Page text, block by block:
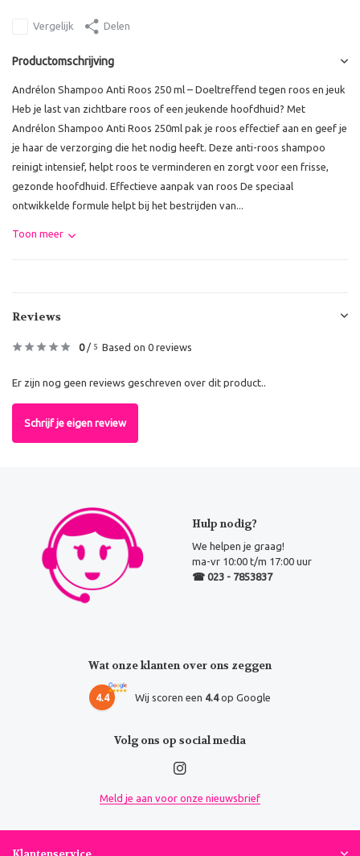
Vergelijk Delen
Productomschrijving
Andrélon Shampoo Anti Roos 250 ml – Doeltreffend tegen roos en jeuk
Heb je last van zichtbare roos of een jeukende hoofdhuid? Met
Andrélon Shampoo Anti Roos 250ml pak je roos effectief aan en geef je
je haar de verzorging die het nodig heeft. Deze anti-roos shampoo
reinigt intensief, helpt roos te verminderen en zorgt voor een frisse,
gezonde hoofdhuid. Effectieve aanpak van roos De speciaal
ontwikkelde formule helpt bij het bestrijden van...
Toon meer
Reviews
0/ 5 Based on 0 reviews
Er zijn nog geen reviews geschreven over dit product..
Schrijf je eigen review
Hulp nodig?
We helpen je graag!
ma-vr 10:00 t/m 17:00 uur
☎ 023 - 7853837
Wat onze klanten over ons zeggen
4.4 Wij scoren een 4.4op Google
Volg ons op social media
Meld je aan voor onze nieuwsbrief